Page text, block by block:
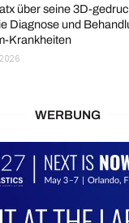
über seine 3D-
Diagnose und
Krankheiten
WERBUNG